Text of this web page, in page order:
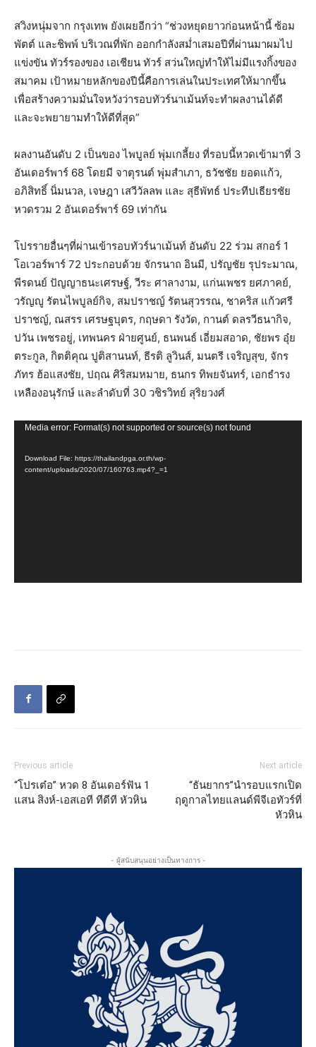
สวิงหนุ่มจาก กรุงเทพ ยังเผยอีกว่า “ช่วงหยุดยาวก่อนหน้านี้ ซ้อม
พัตต์ และชิพพ์ บริเวณที่พัก ออกกำลังสม่ำเสมอปีที่ผ่านมาผมไป
แข่งขัน ทัวร์รองของ เอเชียน ทัวร์ สว่นใหญ่ทำให้ไม่มีแรงกิ้งของ
สมาคม เป้าหมายหลักของปีนี้คือการเล่นในประเทศให้มากขึ้น
เพื่อสร้างความมั่นใจหวังว่ารอบทัวร์นาเม้นท์จะทำผลงานได้ดี
และจะพยายามทำให้ดีที่สุด”
ผลงานอันดับ 2 เป็นของ ไพบูลย์ พุ่มเกลี้ยง ที่รอบนี้หวดเข้ามาที่ 3
อันเดอร์พาร์ 68 โดยมี จาตุรนต์ พุ่มสำเภา, ธวัชชัย ยอดแก้ว,
อภิสิทธิ์ นิ่มนวล, เจษฎา เสวีวัลลพ และ สุธีพัทธ์ ประทีปเธียรชัย
หวดรวม 2 อันเดอร์พาร์ 69 เท่ากัน
โปรรายอื่นๆที่ผ่านเข้ารอบทัวร์นาเม้นท์ อันดับ 22 ร่วม สกอร์ 1
โอเวอร์พาร์ 72 ประกอบด้วย จักรนาถ อินมี, ปรัญชัย รุประมาณ,
พีรดนย์ ปัญญาธนะเศรษฐ์, วีระ ศาลางาม, แก่นเพชร ยศภาคย์,
วรัญญู รัตนไพบูลย์กิจ, สมปราชญ์ รัตนสุวรรณ, ชาคริส แก้วศรี
ปราชญ์, ณสรร เศรษฐบุตร, กฤษดา รังวัด, กานต์ ดลรวีธนากิจ,
ปวัน เพชรอยู่, เทพนคร ฝ่ายศูนย์, ธนพนธ์ เอี่ยมสอาด, ชัยพร อุ๋ย
ตระกูล, กิตติคุณ ปูติสานนท์, ธีรติ ลูวินส์, มนตรี เจริญสุข, จักร
ภัทร ฮ้อแสงชัย, ปฤณ ศิริสมหมาย, ธนกร ทิพยจันทร์, เอกธำรง
เหลืองอนุรักษ์ และลำดับที่ 30 วชิรวิทย์ สุริยวงศ์
Video
Media error: Format(s) not supported or source(s) not found
Download File: https://thailandpga.or.th/wp-
content/uploads/2020/07/160763.mp4?_=1
Previous article
“โปรเต๋อ” หวด 8 อันเดอร์ฟัน 1
แสน สิงห์-เอสเอที ทีดีที หัวหิน
Next article
“ธันยากร”นำรอบแรกเปิด
ฤดูกาลไทยแลนด์พีจีเอทัวร์ที่
หัวหิน
- ผู้สนับสนุนอย่างเป็นทางการ -